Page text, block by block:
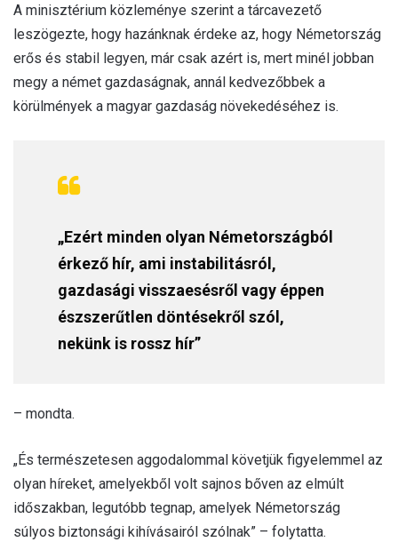
A minisztérium közleménye szerint a tárcavezető
leszögezte, hogy hazánknak érdeke az, hogy Németország
erős és stabil legyen, már csak azért is, mert minél jobban
megy a német gazdaságnak, annál kedvezőbbek a
körülmények a magyar gazdaság növekedéséhez is.
„Ezért minden olyan Németországból
érkező hír, ami instabilitásról,
gazdasági visszaesésről vagy éppen
észszerűtlen döntésekről szól,
nekünk is rossz hír”
– mondta.
„És természetesen aggodalommal követjük figyelemmel az
olyan híreket, amelyekből volt sajnos bőven az elmúlt
időszakban, legutóbb tegnap, amelyek Németország
súlyos biztonsági kihívásairól szólnak” – folytatta.